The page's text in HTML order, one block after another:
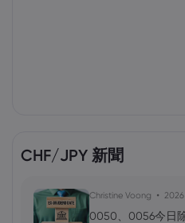
CHF/JPY 新聞
Christine Voong
0050、0056今日